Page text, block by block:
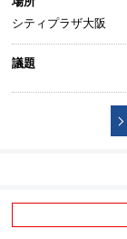
シティプラザ大阪
議題